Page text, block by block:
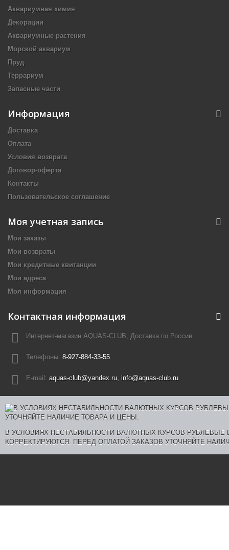
Аквариумная химия
Декорации
Аквариумные растения
Морской аквариум
Пруд
Террариум
Запасные части
Информация
Доставка
Оплата
Условия возврата
Договор-оферта
Контакты
Пользовательское соглашение
Моя учетная запись
Мои заказы
Мои возвраты
Мои кредитные квитанции
Мои адреса
Моя информация
Контактная информация
Интернет-магазин AQUAS-CLUB, Доставка по России
Телефоны: 8-927-884-33-55
E-mail: aquas-club@yandex.ru, info@aquas-club.ru
В УСЛОВИЯХ НЕСТАБИЛЬНОСТИ ВАЛЮТНЫХ КУРСОВ РУБЛЕВЫЕ
КОРРЕКТИРУЮТСЯ. ПЕРЕД ОПЛАТОЙ ЗАКАЗОВ УТОЧНЯЙТЕ